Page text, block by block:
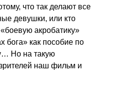
что так делают все
девушки, или кто
акробатику»
бога» как пособие по
Но на такую
наш фильм и